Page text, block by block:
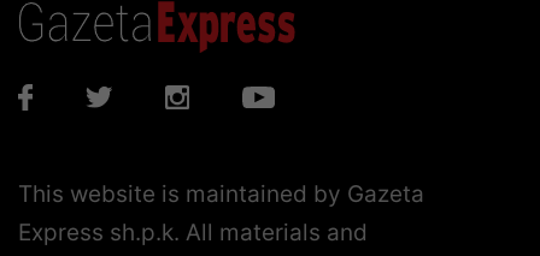
This website is maintained by Gazeta
Express sh.p.k. All materials and